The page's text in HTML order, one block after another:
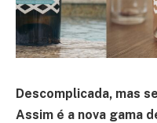
Descomplicada, mas
Assim é a nova gama